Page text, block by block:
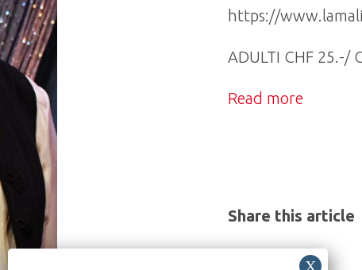
https://
ADULTI CHF 25.-/
Read more
Share this article